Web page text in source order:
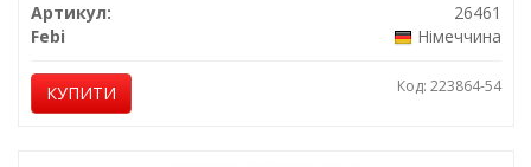
Артикул:
26461
Febi
Німеччина
КУПИТИ Код: 223864-54